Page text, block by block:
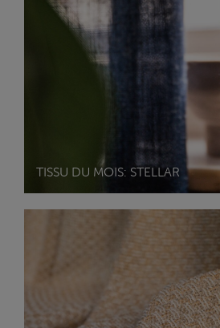
TISSU DU MOIS: STELLAR